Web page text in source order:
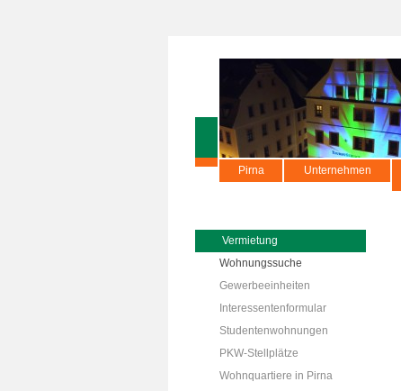
Pirna Unternehmen
Vermietung
Wohnungssuche
Gewerbeeinheiten
Interessentenformular
Studentenwohnungen
PKW-Stellplätze
Wohnquartiere in Pirna